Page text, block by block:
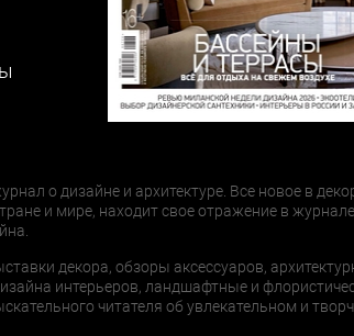
о дизайне и архитектуре. Все новое в
и мире, находит свое отражение в
декора, обзоры аксессуаров,
интерьеров, ландшафтные и
читателя об увлекательном и